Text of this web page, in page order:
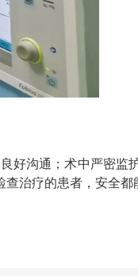
好沟通；术中严密监
治疗的患者，安全都